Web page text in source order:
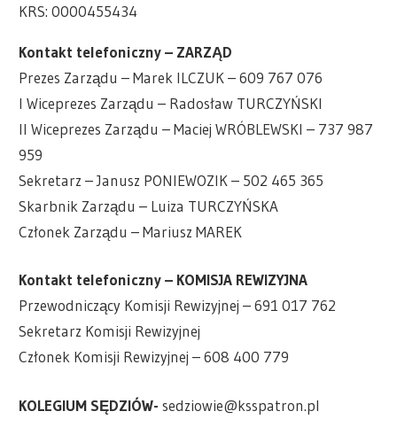
KRS: 0000455434
Kontakt telefoniczny – ZARZĄD
Prezes Zarządu – Marek ILCZUK – 609 767 076
I Wiceprezes Zarządu – Radosław TURCZYŃSKI
II Wiceprezes Zarządu – Maciej WRÓBLEWSKI – 737 987
959
Sekretarz – Janusz PONIEWOZIK – 502 465 365
Skarbnik Zarządu – Luiza TURCZYŃSKA
Członek Zarządu – Mariusz MAREK
Kontakt telefoniczny – KOMISJA REWIZYJNA
Przewodniczący Komisji Rewizyjnej – 691 017 762
Sekretarz Komisji Rewizyjnej
Członek Komisji Rewizyjnej – 608 400 779
KOLEGIUM SĘDZIÓW-sedziowie@ksspatron.pl